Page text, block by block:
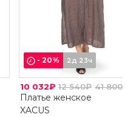
-20% 2д 23ч
10 032₽ 12 540₽ 41 800₽
Платье женское
XACUS